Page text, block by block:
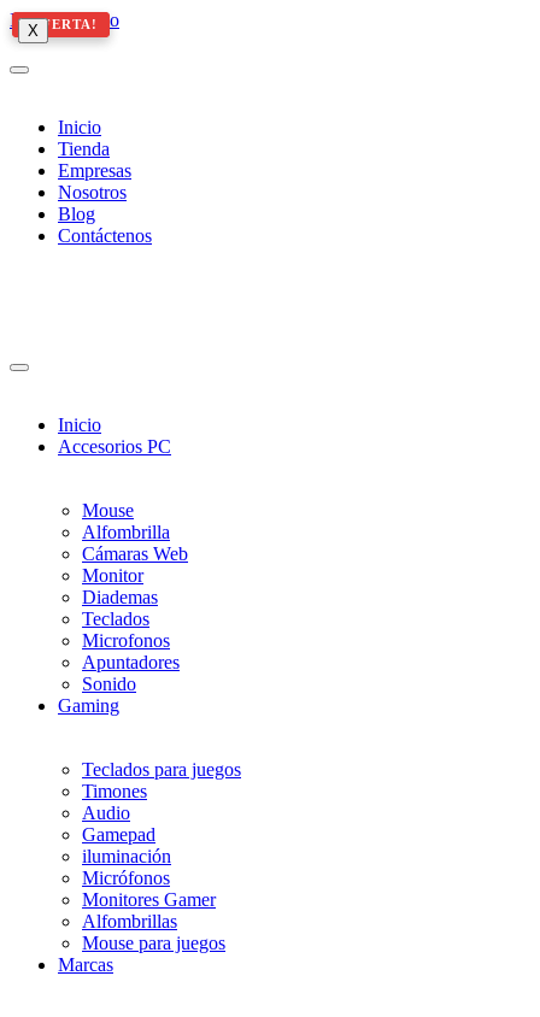
Ir al contenido
Inicio
Tienda
Empresas
Nosotros
Blog
Contáctenos
X
Inicio
Accesorios PC
Mouse
Alfombrilla
Cámaras Web
Monitor
Diademas
Teclados
Microfonos
Apuntadores
Sonido
Gaming
Teclados para juegos
Timones
Audio
Gamepad
iluminación
Micrófonos
Monitores Gamer
Alfombrillas
Mouse para juegos
Marcas
X
X
¡OFERTA!
¡OFERTA!